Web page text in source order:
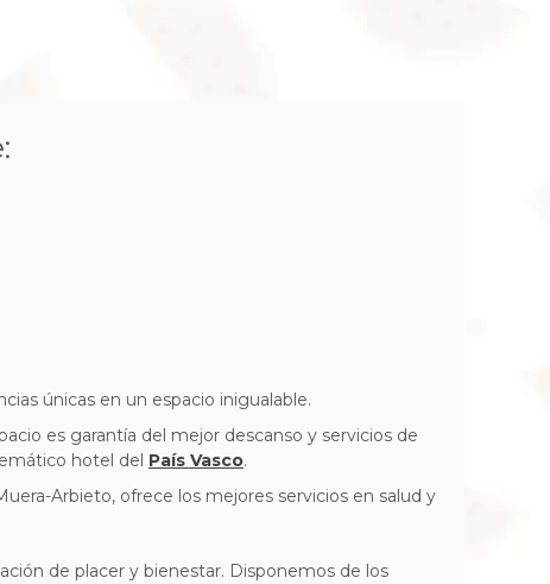
únicas en un espacio inigualable.
es garantía del mejor descanso y servicios de
hotel del País Vasco.
Arbieto, ofrece los mejores servicios en salud y
de placer y bienestar. Disponemos de los